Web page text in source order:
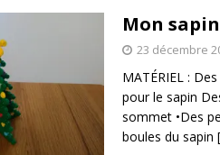
Mon
23 décembre
MATÉRIEL :
pour le sapin
sommet •Des
boules du sapin